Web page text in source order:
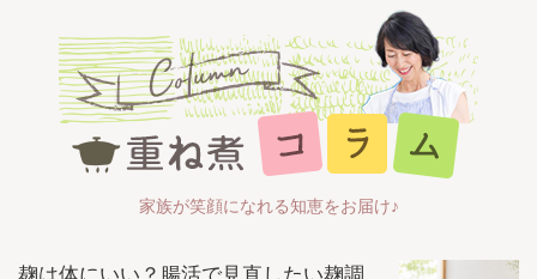
家族が笑顔になれる知恵をお届け♪